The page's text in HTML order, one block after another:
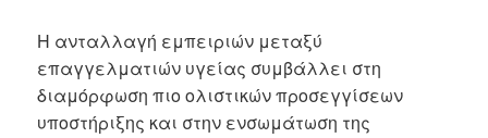
Η ανταλλαγή εμπειριών μεταξύ
επαγγελματιών υγείας συμβάλλει στη
διαμόρφωση πιο ολιστικών προσεγγίσεων
υποστήριξης και στην ενσωμάτωση της